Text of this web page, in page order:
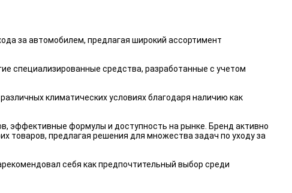
за автомобилем, предлагая широкий ассортимент
специализированные средства, разработанные с учетом
климатических условиях благодаря наличию как
эффективные формулы и доступность на рынке. Бренд активно
товаров, предлагая решения для множества задач по уходу за
себя как предпочтительный выбор среди